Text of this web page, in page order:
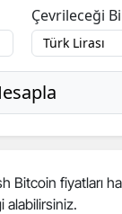
Çevrileceği
Bitcoin fiyatları
alabilirsiniz.